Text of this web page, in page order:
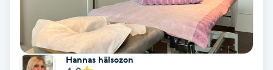
Massage
Medial vägledningHannas hälsozon